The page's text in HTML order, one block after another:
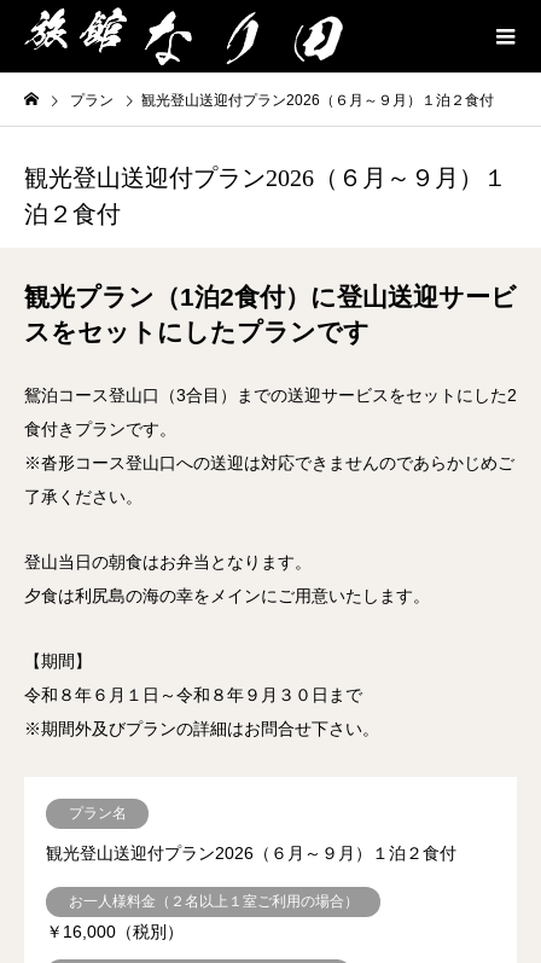
プラン 観光登山送迎付プラン2026（６月～９月）１泊２食付
観光登山送迎付プラン2026（６月～９月）１
泊２食付
観光プラン（1泊2食付）に登山送迎サービ
スをセットにしたプランです
鴛泊コース登山口（3合目）までの送迎サービスをセットにした2
食付きプランです。
※沓形コース登山口への送迎は対応できませんのであらかじめご
了承ください。
登山当日の朝食はお弁当となります。
夕食は利尻島の海の幸をメインにご用意いたします。
【期間】
令和８年６月１日～令和８年９月３０日まで
※期間外及びプランの詳細はお問合せ下さい。
プラン名
観光登山送迎付プラン2026（６月～９月）１泊２食付
お一人様料金（２名以上１室ご利用の場合）
￥16,000（税別）